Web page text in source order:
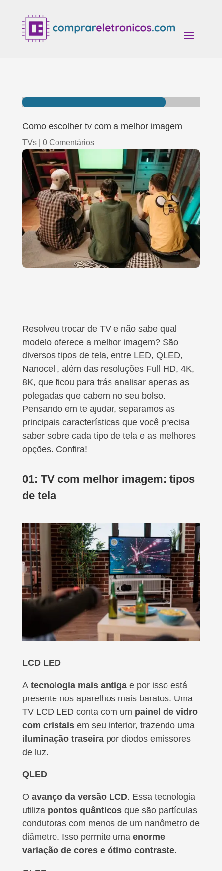
Como escolher tv com a melhor imagem
TVs| 0 Comentários
Resolveu trocar de TV e não sabe qual
modelo oferece a melhor imagem? São
diversos tipos de tela, entre LED, QLED,
Nanocell, além das resoluções Full HD, 4K,
8K, que ficou para trás analisar apenas as
polegadas que cabem no seu bolso.
Pensando em te ajudar, separamos as
principais características que você precisa
saber sobre cada tipo de tela e as melhores
opções. Confira!
01: TV com melhor imagem: tipos
de tela
LCD LED
Atecnologia mais antigae por isso está
presente nos aparelhos mais baratos. Uma
TV LCD LED conta com um painel de vidro
com cristais em seu interior, trazendo uma
iluminação traseira por diodos emissores
de luz.
QLED
O avanço da versão LCD. Essa tecnologia
utiliza pontos quânticosque são partículas
condutoras com menos de um nanômetro de
diâmetro. Isso permite umaenorme
variação de cores e ótimo contraste.